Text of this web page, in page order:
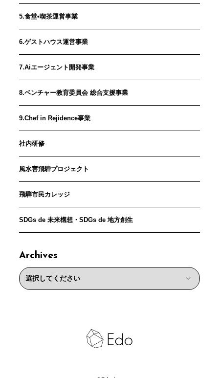
5.食堂•喫茶運営事業
6.ゲストハウス運営事業
7.Aiエージェント開発事業
8.ベンチャー教育委員会 総合支援事業
9.Chef in Rejidence事業
社内研修
風水害飛騨プロジェクト
飛騨市民カレッジ
SDGs de 未来構想・SDGs de 地方創生
Archives